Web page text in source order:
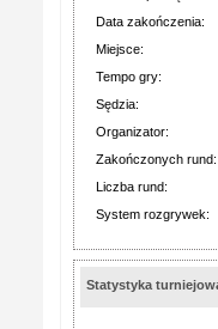
Data zakończenia:
Miejsce:
Tempo gry:
Sędzia:
Organizator:
Zakończonych rund:
Liczba rund:
System rozgrywek:
Statystyka